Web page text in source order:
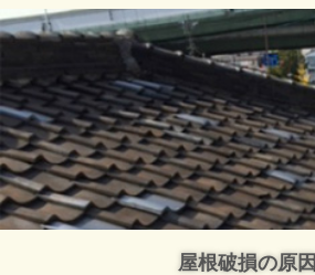
屋根破損の原因